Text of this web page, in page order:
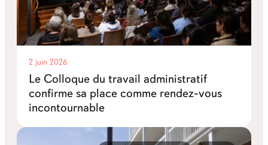
2 juin 2026
Le Colloque du travail administratif
confirme sa place comme rendez-vous
incontournable